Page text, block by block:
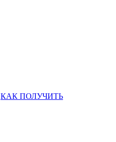
КАК ПОЛУЧИТЬ